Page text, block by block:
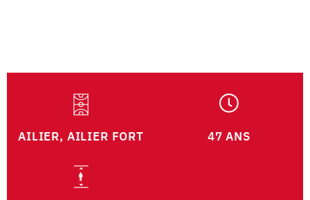
AILIER, AILIER FORT 47 ANS